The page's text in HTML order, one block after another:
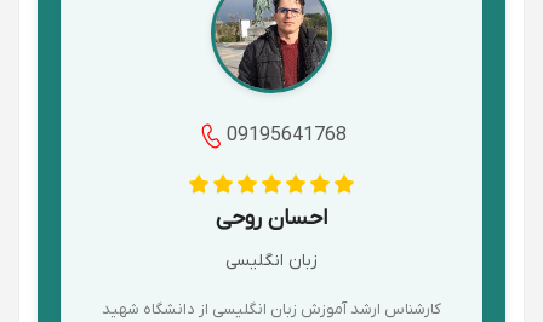
09195641768
احسان روحی
زبان انگلیسی
کارشناس ارشد آموزش زبان انگلیسی از دانشگاه شهید